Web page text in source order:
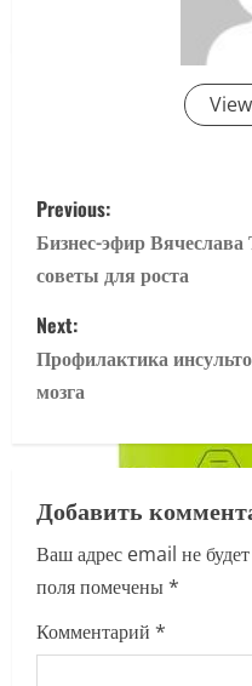
P
o
s
t
n
v
i
g
a
Previous:
Бизнес-эфир
советы для роста
Next:
Профилактика
мозга
Добавить
Ваш адрес email не
поля помечены*
Комментарий *